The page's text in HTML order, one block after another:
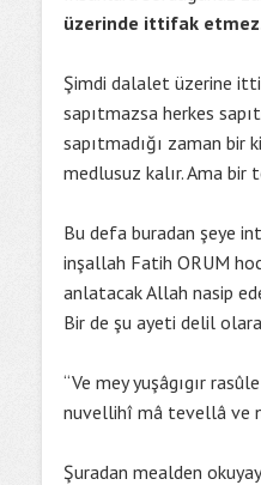
üzerinde ittifak
Şimdi dalalet üzerine
sapıtmazsa herkes
sapıtmadığı zaman bir
medlusuz kalır. Ama bir
Bu defa buradan şeye
inşallah Fatih ORUM
anlatacak Allah nasip
Bir de şu ayeti delil
“Ve mey yuşâgıgır
nuvellihî mâ tevellâ ve
Şuradan mealden